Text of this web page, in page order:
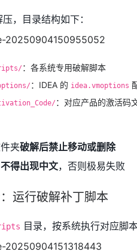
，目录结构如下：
：各系统专用破解脚本
：IDEA 的 idea.vmoptions
：对应产品的激活码
夹破解后禁止移动或删除
不得出现中文，否则极易失败
运行破解补丁脚本
目录，按系统执行对应脚本